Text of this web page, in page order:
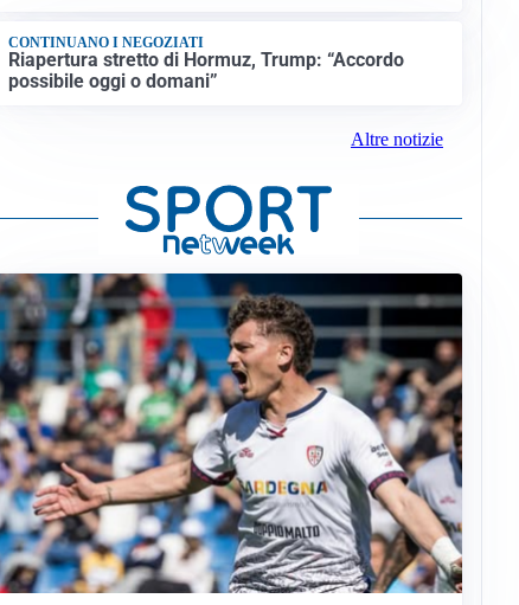
CONTINUANO I NEGOZIATI
Riapertura stretto di Hormuz, Trump: “Accordo
possibile oggi o domani”
Altre notizie